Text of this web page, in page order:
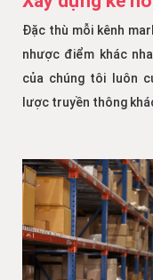
Đặc thù mỗi kênh
nhược điểm khác
của chúng tôi luôn
lược truyền thông